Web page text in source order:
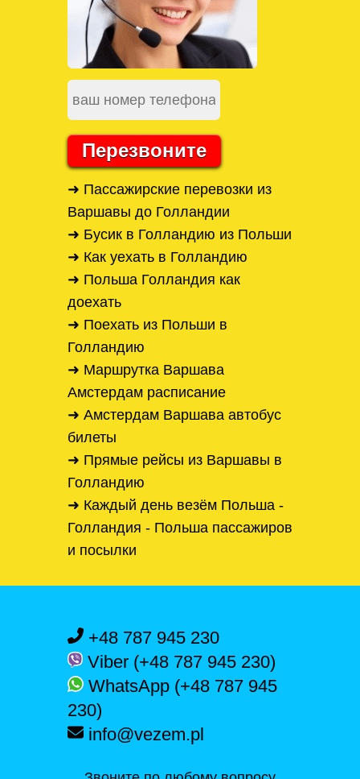
Перезвоните
➜ Пассажирские перевозки из
Варшавы до Голландии
➜ Бусик в Голландию из Польши
➜ Как уехать в Голландию
➜ Польша Голландия как
доехать
➜ Поехать из Польши в
Голландию
➜ Маршрутка Варшава
Амстердам расписание
➜ Амстердам Варшава автобус
билеты
➜ Прямые рейсы из Варшавы в
Голландию
➜ Каждый день везём Польша -
Голландия - Польша пассажиров
и посылки
+48 787 945 230
Viber (+48 787 945 230)
WhatsApp (+48 787 945
230)
info@vezem.pl